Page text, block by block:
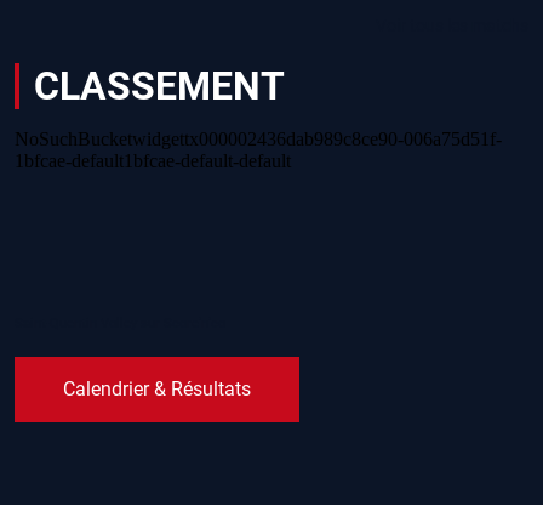
CLASSEMENT
Calendrier & Résultats